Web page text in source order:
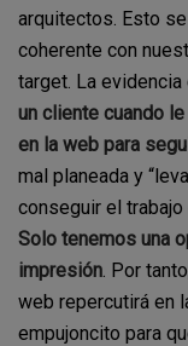
arquitectos. Esto
coherente con
target. La
un cliente cuando
en la web para
mal planeada y
conseguir el
Solo tenemos una
impresión . Por
web repercutirá en
empujoncito para